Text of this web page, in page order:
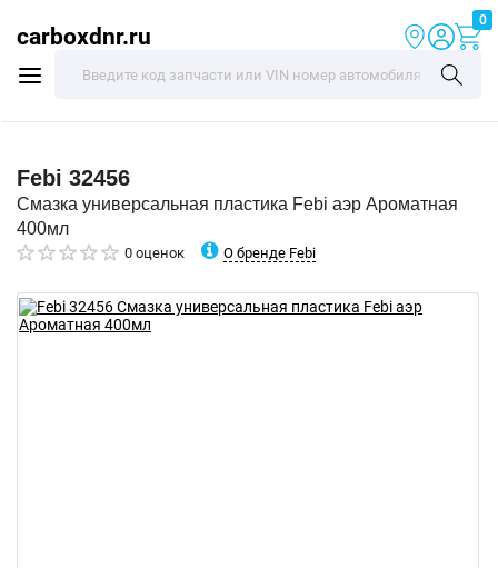
carboxdnr.ru
0
Febi 32456
Смазка универсальная пластика Febi аэр Ароматная
400мл
0 оценок О бренде Febi